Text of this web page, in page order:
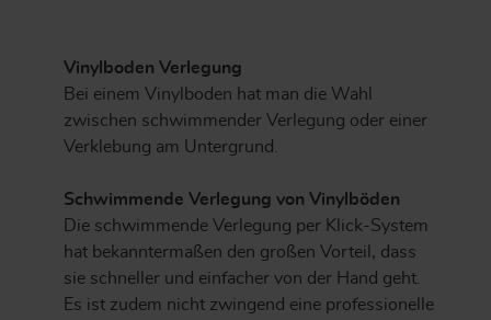
Vinylboden Verlegung
Bei einem Vinylboden hat man die Wahl
zwischen schwimmender Verlegung oder einer
Verklebung am Untergrund.
Schwimmende Verlegung von Vinylböden
Die schwimmende Verlegung per Klick-System
hat bekanntermaßen den großen Vorteil, dass
sie schneller und einfacher von der Hand geht.
Es ist zudem nicht zwingend eine professionelle